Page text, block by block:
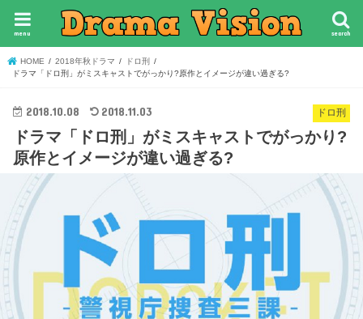
search
menu
HOME 2018年秋ドラマ
ドロ刑
ドラマ「ドロ刑」がミスキャストでがっかり?原作とイメージが違い過ぎる?
ドロ刑
2018.10.08 2018.11.03
ドラマ「ドロ刑」がミスキャストでがっかり?
原作とイメージが違い過ぎる?